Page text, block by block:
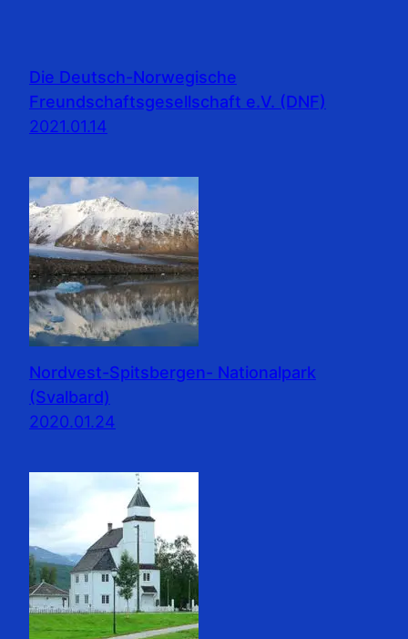
Die Deutsch-Norwegische
Freundschaftsgesellschaft e.V. (DNF)
2021.01.14
Nordvest-Spitsbergen- Nationalpark
(Svalbard)
2020.01.24